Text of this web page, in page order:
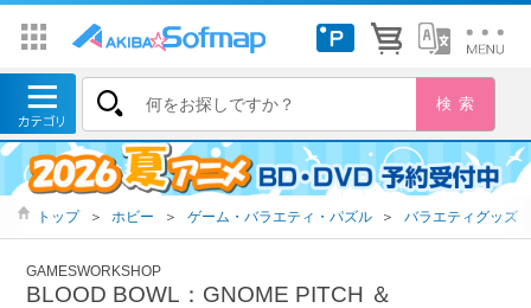
トップ ＞ ホビー ＞ ゲーム・バラエティ・パズル ＞ バラエティグッズ
GAMESWORKSHOP
BLOOD BOWL：GNOME PITCH ＆